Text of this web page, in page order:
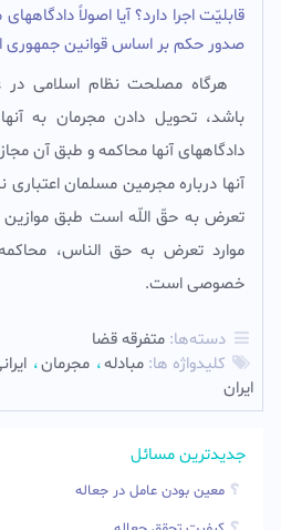
قابلیّت اجرا دارد؟ آیا اصولاً
صدور حکم بر اساس قوانین جمهورى
هرگاه مصلحت نظام اسلامى در
باشد، تحویل دادن مجرمان به
دادگاههاى آنها محاکمه و طبق آن
آنها درباره مجرمین مسلمان اعتبارى
تعرض به حقّ اللّه است طبق موازین
موارد تعرض به حق الناس،
خصوصى است.
دسته‌ها: متفرقه قضا
کلیدواژه ها: مبادله مجرمان
ايران
جدیدترین مسائل
معین بودن عامل در جعاله